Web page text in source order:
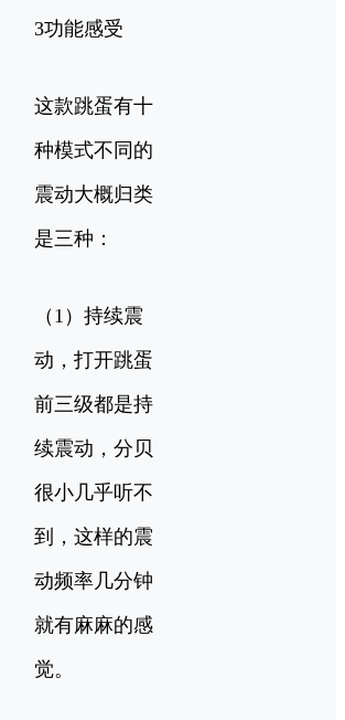
3功能感受
这款跳蛋有十
种模式不同的
震动大概归类
是三种：
（1）持续震
动，打开跳蛋
前三级都是持
续震动，分贝
很小几乎听不
到，这样的震
动频率几分钟
就有麻麻的感
觉。